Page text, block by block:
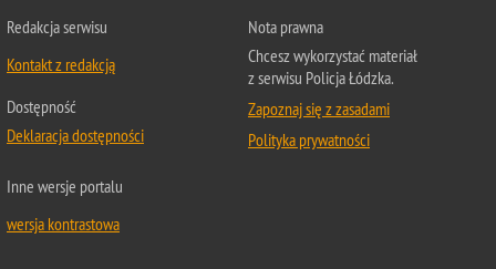
Redakcja serwisu
Kontakt z redakcją
Dostępność
Deklaracja dostępności
Nota prawna
Chcesz wykorzystać materiał
z serwisu Policja Łódzka.
Zapoznaj się z zasadami
Polityka prywatności
Inne wersje portalu
wersja kontrastowa